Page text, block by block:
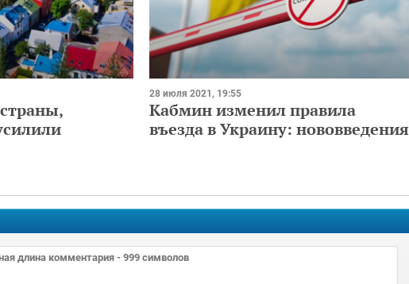
28 июля 2021, 19:55
Кабмин изменил правила
въезда в Украину: нововведения